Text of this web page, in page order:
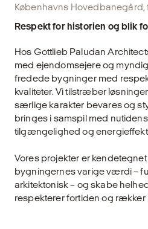
Københavns Hovedbanegård,
Respekt for historien og blik
Hos Gottlieb Paludan
med ejendomsejere og
fredede bygninger med
kvaliteter. Vi tilstræber
særlige karakter bevares og
bringes i samspil med
tilgængelighed og
Vores projekter er
bygningernes varige værdi –
arkitektonisk – og skabe
respekterer fortiden og rækker